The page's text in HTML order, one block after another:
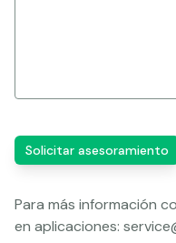
Solicitar asesoramiento
Para más información
en aplicaciones: